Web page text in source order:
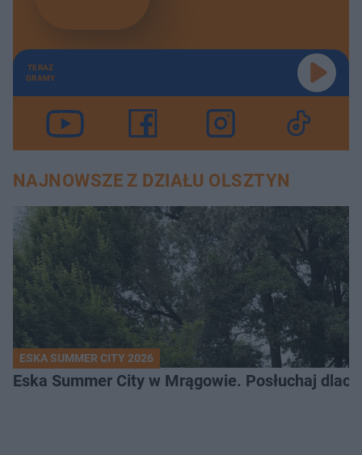
TERAZ
GRAMY
NAJNOWSZE Z DZIAŁU OLSZTYN
ESKA SUMMER CITY 2026
Eska Summer City w Mrągowie. Posłuchaj